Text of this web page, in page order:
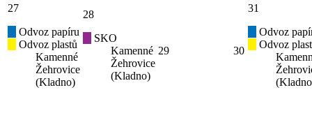
27
Odvoz papíru
Odvoz plastů
Kamenné
Žehrovice
(Kladno)
28
SKO
Kamenné
Žehrovice
(Kladno)
29 30
31
Odvoz
Odvoz